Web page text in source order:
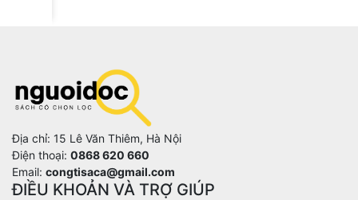
Địa chỉ: 15 Lê Văn Thiêm, Hà Nội
Điện thoại: 0868 620 660
Email: congtisaca@gmail.com
ĐIỀU KHOẢN VÀ TRỢ GIÚP